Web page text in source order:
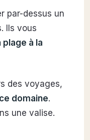
par-dessus un
Ils vous
à la
des voyages,
domaine.
une valise.